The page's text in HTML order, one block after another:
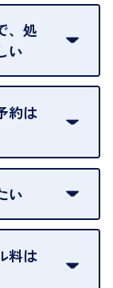
は査定額が変
、処
い
断りすること
約は
予約は承って
お越しくださ
けください。
い
取ったお品物
戻しはできま
料は